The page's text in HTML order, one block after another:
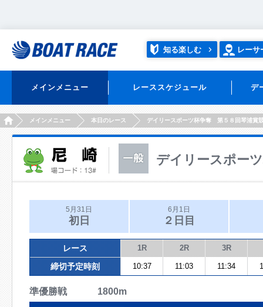
知る楽しむ レーサ
メインメニュー レーススケジュール デ
HOMEメインメニュー 本日のレース デイリースポーツ杯争奪 第５８回琴浦賞
デイリースポー
5月31日
初日
6月1日
２日目
レース 1R 2R 3R
締切予定時刻 10:37 11:03 11:34
準優勝戦 1800m